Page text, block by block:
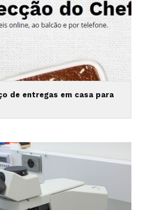
de entregas em casa para